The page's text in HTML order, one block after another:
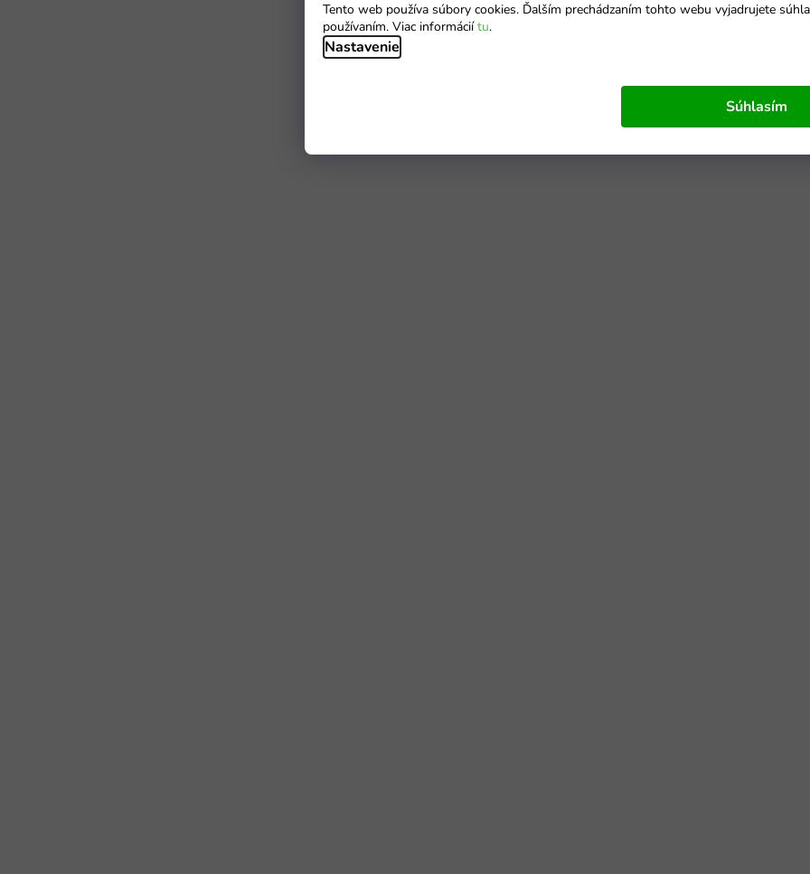
Tento web používa súbory cookies. Ďalším prechádzaním tohto webu vyjadrujete
používaním. Viac informáciítu.
Nastavenie
Súhlasím